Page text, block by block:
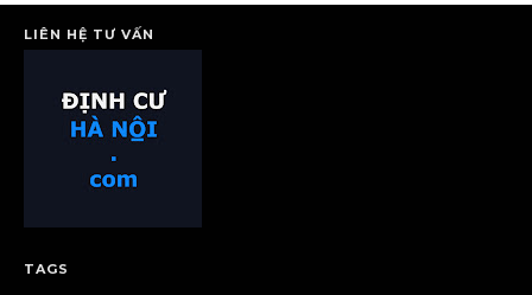
LIÊN HỆ TƯ VẤN
TAGS